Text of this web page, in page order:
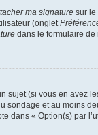
ma signature sur le
(onglet
dans le formulaire de
sujet (si vous en avez
sondage et au moins
dans « Option(s) par